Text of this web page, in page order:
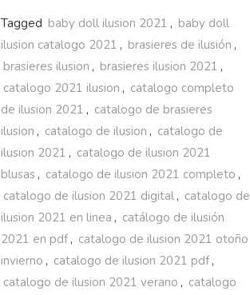
Tagged baby doll ilusion 2021 , baby doll
ilusion catalogo 2021 , brasieres de ilusión ,
brasieres ilusion , brasieres ilusion 2021 ,
catalogo 2021 ilusion , catalogo completo
de ilusion 2021 , catalogo de brasieres
ilusion , catalogo de ilusion , catalogo de
ilusion 2021 , catalogo de ilusion 2021
blusas , catalogo de ilusion 2021 completo ,
catalogo de ilusion 2021 digital , catalogo de
ilusion 2021 en linea , catálogo de ilusión
2021 en pdf, catalogo de ilusion 2021 otoño
invierno , catalogo de ilusion 2021 pdf,
catalogo de ilusion 2021 verano , catalogo